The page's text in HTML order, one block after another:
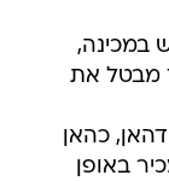
במכינה,
מבטל את
כהאן
באופן